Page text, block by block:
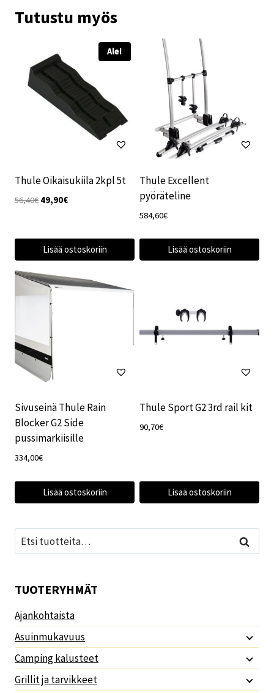
Tutustu myös
Ale!
Thule Oikaisukiila 2kpl 5t
56,40€ Alkuperäinen
56,40€.
49,90€Nykyinen
49,90€.
Lisää ostoskoriin
Thule Excellent
pyöräteline
584,60€
Lisää ostoskoriin
Sivuseinä Thule Rain
Blocker G2 Side
pussimarkiisille
334,00€
Lisää ostoskoriin
Thule Sport G2 3rd rail kit
90,70€
Lisää ostoskoriin
Etsi: Haku
TUOTERYHMÄT
Ajankohtaista
Asuinmukavuus
Camping kalusteet
Grillit ja tarvikkeet